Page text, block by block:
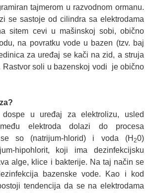
tajmerom u razvodnom ormanu.
se sastoje od cilindra sa elektrodama
sitem cevi u mašinskoj sobi, obično
na povratku vode u bazen (tzv. baj
za uređaj se kači na zid, a struja
Rastvor soli u bazenskoj vodi je obično
u uređaj za elektrolizu, usled
elektroda dolazi do procesa
so (natrijum-hlorid) i voda (H 20)
hipohlorit, koji ima dezinfekcijsku
alge, klice i bakterije. Na taj način se
bazenske vode. Kao i kod
tendencija da se na elektrodama